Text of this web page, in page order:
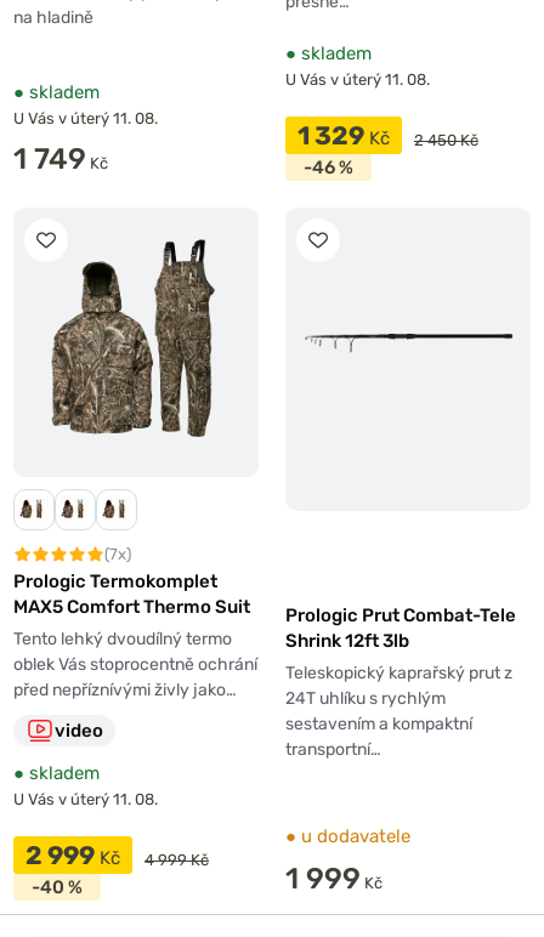
na hladině
● skladem
U Vás v úterý 11. 08.
1 749 Kč
● skladem
U Vás v úterý 11. 08.
1 329 Kč 2 450 Kč
-46 %
(7x)
Prologic Termokomplet
MAX5 Comfort Thermo Suit
Tento lehký dvoudílný termo
oblek Vás stoprocentně ochrání
před nepříznívými živly jako…
video
● skladem
U Vás v úterý 11. 08.
2 999 Kč 4 999 Kč
-40 %
Prologic Prut Combat-Tele
Shrink 12ft 3lb
Teleskopický kaprařský prut z
24T uhlíku s rychlým
sestavením a kompaktní
transportní…
● u dodavatele
1 999 Kč